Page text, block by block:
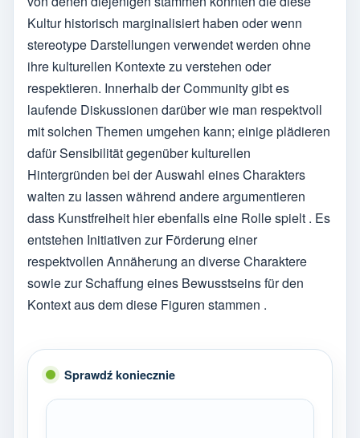
Kultur historisch marginalisiert haben oder wenn
stereotype Darstellungen verwendet werden ohne
ihre kulturellen Kontexte zu verstehen oder
respektieren. Innerhalb der Community gibt es
laufende Diskussionen darüber wie man respektvoll
mit solchen Themen umgehen kann; einige plädieren
dafür Sensibilität gegenüber kulturellen
Hintergründen bei der Auswahl eines Charakters
walten zu lassen während andere argumentieren
dass Kunstfreiheit hier ebenfalls eine Rolle spielt . Es
entstehen Initiativen zur Förderung einer
respektvollen Annäherung an diverse Charaktere
sowie zur Schaffung eines Bewusstseins für den
Kontext aus dem diese Figuren stammen .
Sprawdź koniecznie